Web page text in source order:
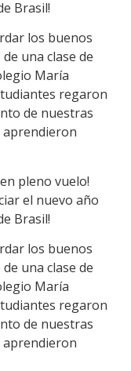
Brasil!
los buenos
una clase de
María
regaron
de nuestras
aprendieron
pleno vuelo!
el nuevo año
Brasil!
los buenos
una clase de
María
regaron
de nuestras
aprendieron